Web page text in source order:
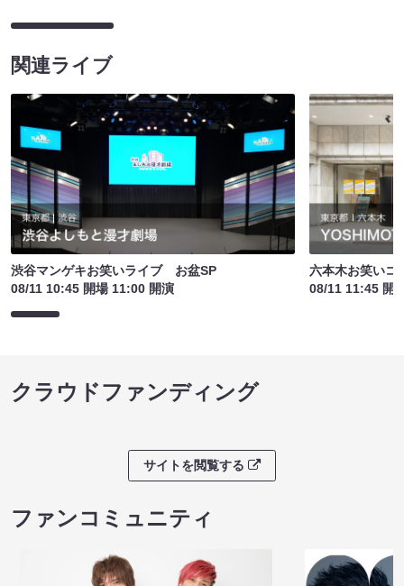
関連ライブ
渋谷マンゲキお笑いライブ お盆SP
08/11 10:45 開場 11:00 開演
六本木お笑いコ
08/11 11:45 開
クラウドファンディング
サイトを閲覧する
ファンコミュニティ